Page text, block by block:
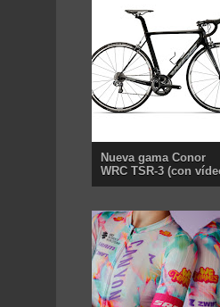
Nueva gama Conor
WRC TSR-3 (con